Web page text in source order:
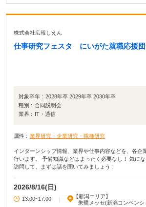
株式会社広報しえん
仕事研究フェスタ にいがた就職応援
対象卒年 : 2028年卒 2029年卒 2030年卒
種別 : 合同説明会
業界 : IT・通信
属性 : 業界研究・企業研究・職種研究
インターンシップ情報、業界や仕事内容などを、各企
行います。 予備知識などはまったく必要なし！ 気に
訪問して、まずは話を聞いてみましょう！
2026/8/16(日)
13:00~17:00
【新潟エリア】
朱鷺メッセ(新潟コンベンシ